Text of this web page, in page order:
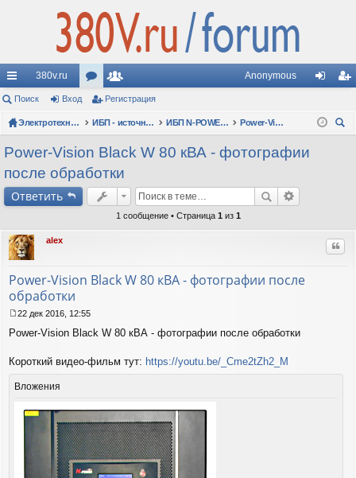
с
ы
лк
и
380v.ru
ор
ум
ы
ол
ьз
ов
ат
Anonymous
д ис
Поиск Вход Регистрация
Электротехнические форумы ИБП - источники бесперебойного питания ИБП N-POWER: новые модели (презентации, фотосессии, обзоры)
Power-Vision Black W (3ф/3ф, 10-600 кВА)
Power-Vision Black W 80 кВА - фотографии
после обработки
Ответить
1 сообщение • Страница 1 из 1
alex
Power-Vision Black W 80 кВА - фотографии после
обработки
о
б
щ
е
22 дек 2016, 12:55
Power-Vision Black W 80 кВА - фотографии после обработки
Короткий видео-фильм тут: https://youtu.be/_Cme2tZh2_M
Вложения